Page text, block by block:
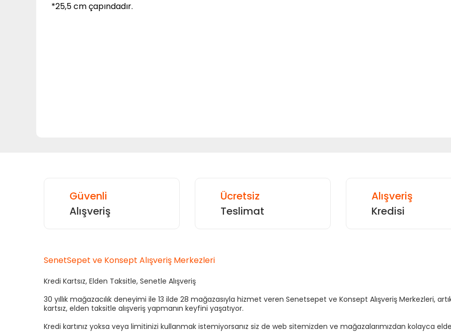
*25,5 cm çapındadır.
Güvenli
Alışveriş
Ücretsiz
Teslimat
Alışveriş
Kredisi
SenetSepet ve Konsept Alışveriş Merkezleri
Kredi Kartsız, Elden Taksitle, Senetle Alışveriş
30 yıllık mağazacılık deneyimi ile 13 ilde 28 mağazasıyla hizmet veren Senetsepet ve Konsept Alışveriş Merkezleri,
kartsız, elden taksitle alışveriş yapmanın keyfini yaşatıyor.
Kredi kartınız yoksa veya limitinizi kullanmak istemiyorsanız siz de web sitemizden ve mağazalarımızdan kolayca